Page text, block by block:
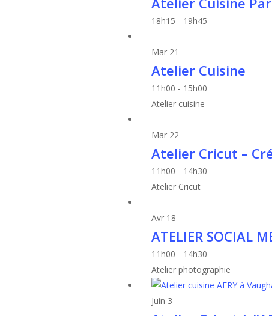
View
18h15 - 19h45
Mar 21
Atelier Cuisine
11h00 - 15h00
Atelier cuisine
Mar 22
Atelier Cricut –
11h00 - 14h30
Atelier Cricut
Avr 18
ATELIER SOCIAL
11h00 - 14h30
Atelier photographie
Juin 3